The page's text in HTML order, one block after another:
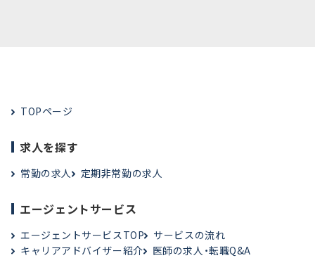
TOPページ
求人を探す
常勤の求人 定期非常勤の求人
エージェントサービス
エージェントサービスTOP
サービスの流れ
キャリアアドバイザー紹介
医師の求人・転職Q&A